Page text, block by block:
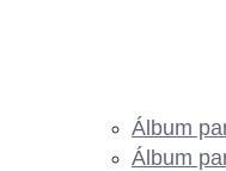
Álbum
Álbum